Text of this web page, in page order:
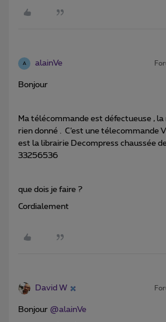
A alainVe
Bonjour
Ma télécommande est défectueuse , la
rien donné . C’est une télecommande
est la librairie Decompress chaussée
33256536
que dois je faire ?
Cordialement
David W
Bonjour @alainVe